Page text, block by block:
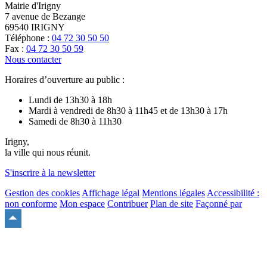
Mairie d'Irigny
7 avenue de Bezange
69540 IRIGNY
Téléphone : 04 72 30 50 50
Fax : 04 72 30 50 59
Nous contacter
Horaires d’ouverture au public :
Lundi de 13h30 à 18h
Mardi à vendredi de 8h30 à 11h45 et de 13h30 à 17h
Samedi de 8h30 à 11h30
Irigny,
la ville qui nous réunit.
S'inscrire à la newsletter
Gestion des cookiesAffichage légal Mentions légalesAccessibilité :
non conforme Mon espace Contribuer Plan de site Façonné par